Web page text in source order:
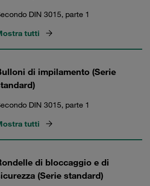
DIN 3015, parte 1
tutti
di impilamento (Serie
DIN 3015, parte 1
tutti
di bloccaggio e di
(Serie standard)